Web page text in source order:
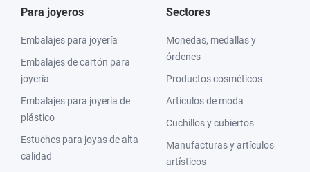
Para joyeros
Embalajes para joyería
Embalajes de cartón para
joyería
Embalajes para joyería de
plástico
Estuches para joyas de alta
calidad
Sectores
Monedas, medallas y
órdenes
Productos cosméticos
Artículos de moda
Cuchillos y cubiertos
Manufacturas y artículos
artísticos